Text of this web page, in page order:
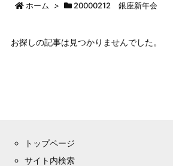
ホーム > 20000212 銀座新年会
お探しの記事は見つかりませんでした。
トップページ
サイト内検索